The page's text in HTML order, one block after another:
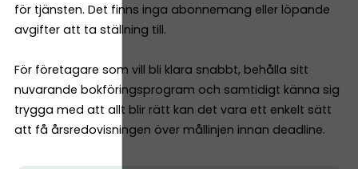
för tjänsten. Det finns inga abonnemang eller löpande
avgifter att ta ställning till.
För företagare som vill bli klara snabbt, behålla sitt
nuvarande bokföringsprogram och samtidigt känna sig
trygga med att allt blir rätt kan det vara ett enkelt sätt
att få årsredovisningen över mållinjen innan deadline.